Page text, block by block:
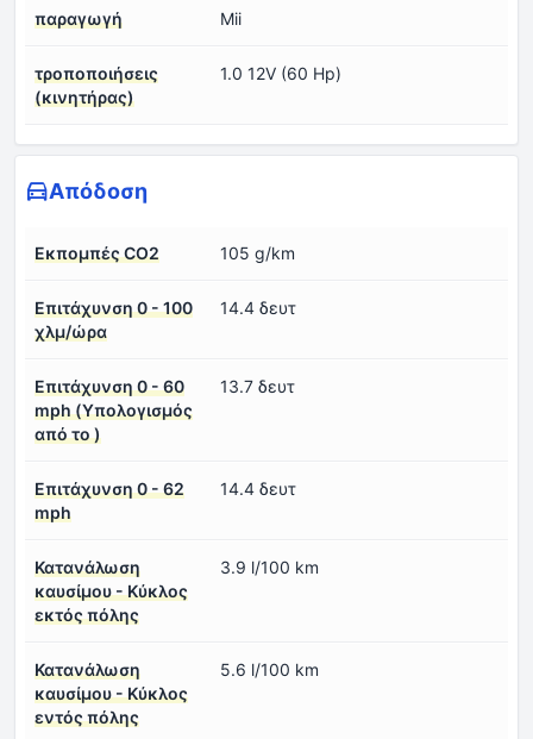
παραγωγή Mii
τροποποιήσεις
(κινητήρας)
1.0 12V (60 Hp)
Απόδοση
Εκπομπές CO2 105 g/km
Επιτάχυνση 0 - 100
χλμ/ώρα
14.4 δευτ
Επιτάχυνση 0 - 60
mph (Υπολογισμός
από το )
13.7 δευτ
Επιτάχυνση 0 - 62
mph
14.4 δευτ
Κατανάλωση
καυσίμου - Κύκλος
εκτός πόλης
3.9 l/100 km
Κατανάλωση
καυσίμου - Κύκλος
εντός πόλης
5.6 l/100 km